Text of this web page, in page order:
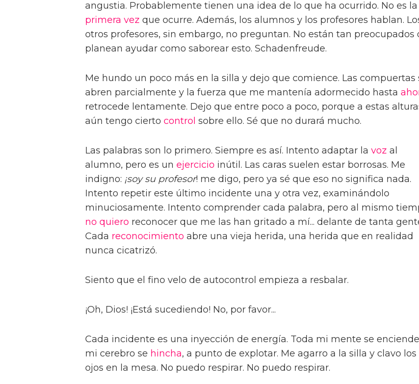
angustia. Probablemente tienen una idea de lo que ha ocurrido. No es la
primera vez que ocurre. Además, los alumnos y los profesores hablan.
otros profesores, sin embargo, no preguntan. No están tan preocupados
planean ayudar como saborear esto. Schadenfreude.
Me hundo un poco más en la silla y dejo que comience. Las compuertas
abren parcialmente y la fuerza que me mantenía adormecido hasta
retrocede lentamente. Dejo que entre poco a poco, porque a estas
aún tengo cierto control sobre ello. Sé que no durará mucho.
Las palabras son lo primero. Siempre es así. Intento adaptar la voz al
alumno, pero es un ejercicio inútil. Las caras suelen estar borrosas. Me
indigno: ¡soy su profesor! me digo, pero ya sé que eso no significa nada.
Intento repetir este último incidente una y otra vez, examinándolo
minuciosamente. Intento comprender cada palabra, pero al mismo
no quiero reconocer que me las han gritado a mí... delante de tanta
Cada reconocimiento abre una vieja herida, una herida que en realidad
nunca cicatrizó.
Siento que el fino velo de autocontrol empieza a resbalar.
¡Oh, Dios! ¡Está sucediendo! No, por favor...
Cada incidente es una inyección de energía. Toda mi mente se
mi cerebro se hincha, a punto de explotar. Me agarro a la silla y clavo los
ojos en la mesa. No puedo respirar. No puedo respirar.